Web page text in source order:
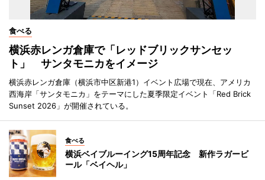
食べる
横浜赤レンガ倉庫で「レッドブリックサンセッ
ト」 サンタモニカをイメージ
横浜赤レンガ倉庫（横浜市中区新港1）イベント広場で現在、アメリカ
西海岸「サンタモニカ」をテーマにした夏季限定イベント「Red Brick
Sunset 2026」が開催されている。
食べる
横浜ベイブルーイング15周年記念 新作ラガービ
ール「ベイヘル」